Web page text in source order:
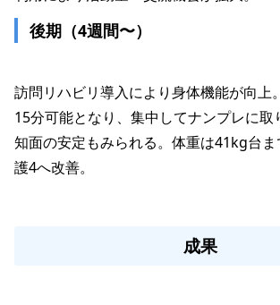
後期（4週間〜）
訪問リハビリ導入により身体機能が向上
15分可能となり、集中してナンプレに取
知面の安定もみられる。体重は41kg台
護4へ改善。
成果